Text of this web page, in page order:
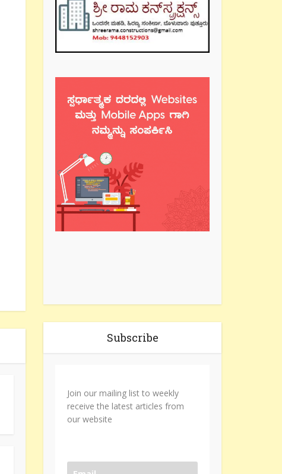
Subscribe
Join our mailing list to weekly
receive the latest articles from
our website